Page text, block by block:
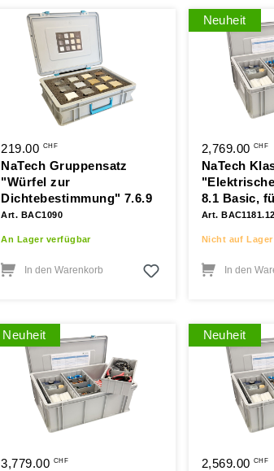
219.00 CHF
NaTech Gruppensatz
"Würfel zur
Dichtebestimmung" 7.6.9
Art. BAC1090
An Lager verfügbar
In den Warenkorb
Neuheit
2,769.00 CHF
NaTech
8.1 Basic,
Art.
Nicht auf Lager
In den
Neuheit
3,779.00 CHF
Neuheit
2,569.00 CHF